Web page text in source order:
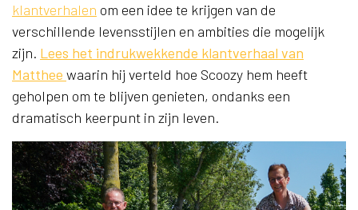
klantverhalen om een ​​idee te krijgen van de
verschillende levensstijlen en ambities die mogelijk
zijn. Lees het indrukwekkende klantverhaal van
Matthee waarin hij verteld hoe Scoozy hem heeft
geholpen om te blijven genieten, ondanks een
dramatisch keerpunt in zijn leven.